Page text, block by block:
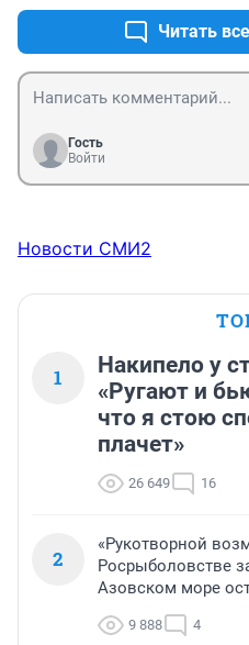
Читать
Гость
Войти
Новости СМИ2
1
Накипело у
«Ругают и
что я стою
плачет»
26 649 16
2
«Рукотворной
Росрыболовстве
Азовском море
9 888 4